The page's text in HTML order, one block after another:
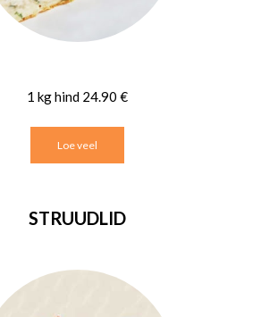
1 kg hind 24.90 €
Loe veel
STRUUDLID